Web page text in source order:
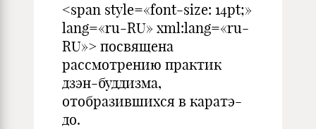
<span style=«font-size: 14pt;»
lang=«ru-RU» xml:lang=«ru-
RU»> посвящена
рассмотрению практик
дзэн-буддизма,
отобразившихся в каратэ-
до.